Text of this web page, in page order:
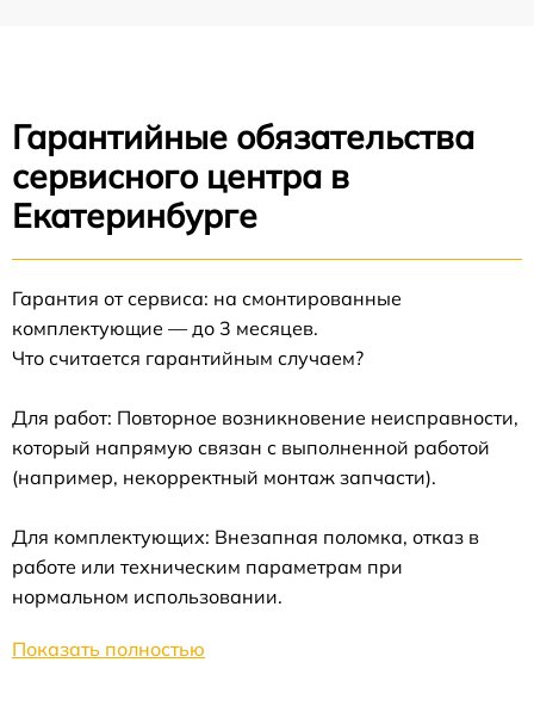
Гарантийные обязательства
сервисного центра в
Екатеринбурге
Гарантия от сервиса: на смонтированные
комплектующие — до 3 месяцев.
Что считается гарантийным случаем?
Для работ: Повторное возникновение неисправности,
который напрямую связан с выполненной работой
(например, некорректный монтаж запчасти).
Для комплектующих: Внезапная поломка, отказ в
работе или техническим параметрам при
нормальном использовании.
Показать полностью